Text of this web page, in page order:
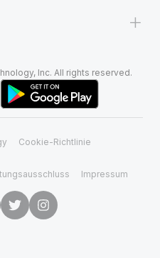
+
Inc. All rights reserved.
Cookie-Richtlinie
Impressum